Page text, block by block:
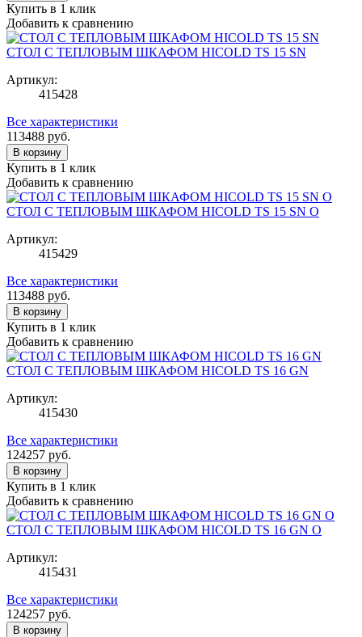
Купить в 1 клик
Добавить к сравнению
СТОЛ С ТЕПЛОВЫМ ШКАФОМ HICOLD TS 15 SN
Артикул:
415428
Все характеристики
113488 руб.
В корзину
Купить в 1 клик
Добавить к сравнению
СТОЛ С ТЕПЛОВЫМ ШКАФОМ HICOLD TS 15 SN O
Артикул:
415429
Все характеристики
113488 руб.
В корзину
Купить в 1 клик
Добавить к сравнению
СТОЛ С ТЕПЛОВЫМ ШКАФОМ HICOLD TS 16 GN
Артикул:
415430
Все характеристики
124257 руб.
В корзину
Купить в 1 клик
Добавить к сравнению
СТОЛ С ТЕПЛОВЫМ ШКАФОМ HICOLD TS 16 GN O
Артикул:
415431
Все характеристики
124257 руб.
В корзину